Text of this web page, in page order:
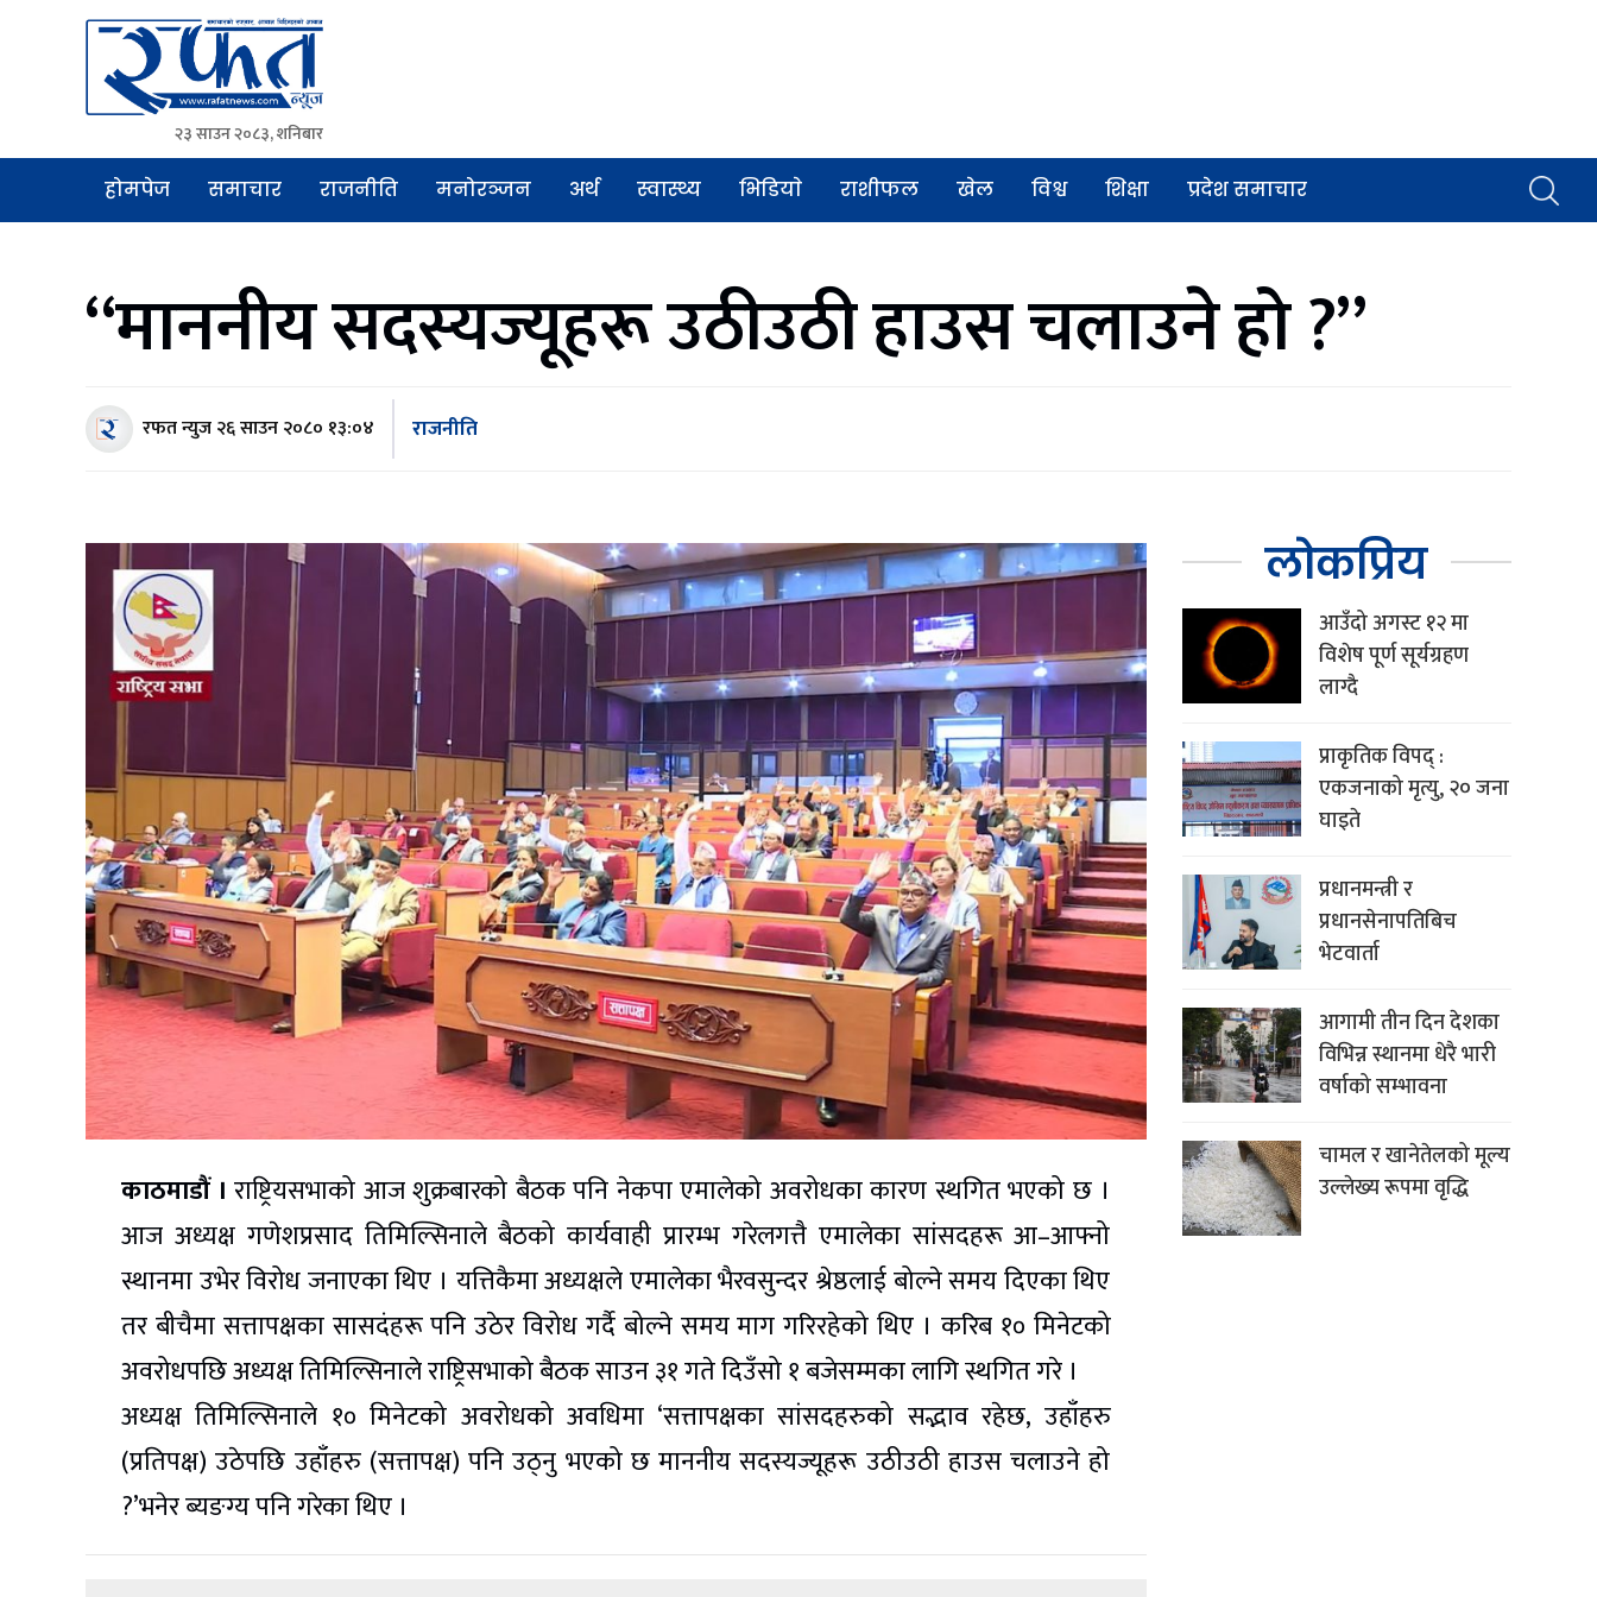
Rafat News
समाचारको रफ्तार, आवाज बिहिनहरुको आवाज
२३ साउन २०८३, शनिबार
होमपेज समाचार राजनीति मनोरञ्जन अर्थ स्वास्थ्य भिडियाे राशीफल खेल विश्व शिक्षा प्रदेश समाचार
“माननीय सदस्यज्यूहरू उठीउठी हाउस चलाउने हो ?”
रफत न्युज२६ साउन २०८० १३:०४ राजनीति
काठमाडौं । राष्ट्रियसभाको आज शुक्रबारको बैठक पनि नेकपा एमालेको अवरोधका कारण स्थगित भएको छ ।
आज अध्यक्ष गणेशप्रसाद तिमिल्सिनाले बैठको कार्यवाही प्रारम्भ गरेलगत्तै एमालेका सांसदहरू आ–आफ्नो
स्थानमा उभेर विरोध जनाएका थिए । यत्तिकैमा अध्यक्षले एमालेका भैरवसुन्दर श्रेष्ठलाई बोल्ने समय दिएका थिए
तर बीचैमा सत्तापक्षका सासदंहरू पनि उठेर विरोध गर्दै बोल्ने समय माग गरिरहेको थिए । करिब १० मिनेटको
अवरोधपछि अध्यक्ष तिमिल्सिनाले राष्ट्रिसभाको बैठक साउन ३१ गते दिउँसो १ बजेसम्मका लागि स्थगित गरे ।
अध्यक्ष तिमिल्सिनाले १० मिनेटको अवरोधको अवधिमा ‘सत्तापक्षका सांसदहरुको सद्भाव रहेछ, उहाँहरु
(प्रतिपक्ष) उठेपछि उहाँहरु (सत्तापक्ष) पनि उठ्नु भएको छ माननीय सदस्यज्यूहरू उठीउठी हाउस चलाउने हो
?’भनेर ब्यङग्य पनि गरेका थिए ।
लोकप्रिय
आउँदो अगस्ट १२ मा
विशेष पूर्ण सूर्यग्रहण
लाग्दै
प्राकृतिक विपद् :
एकजनाको मृत्यु, २० जना
घाइते
प्रधानमन्त्री र
प्रधानसेनापतिबिच
भेटवार्ता
आगामी तीन दिन देशका
विभिन्न स्थानमा धेरै भारी
वर्षाको सम्भावना
चामल र खानेतेलको मूल्य
उल्लेख्य रूपमा वृद्धि